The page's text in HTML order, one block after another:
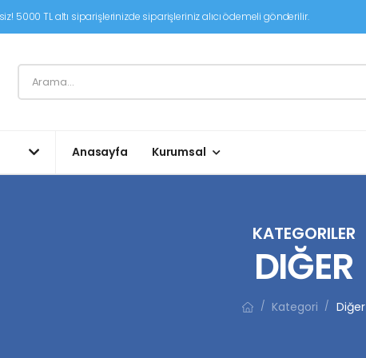
5000 TL altı siparişlerinizde siparişleriniz alıcı ödemeli gönderilir.
Anasayfa Kurumsal
KATEGORILER
DIĞER
/ Kategori / Diğer